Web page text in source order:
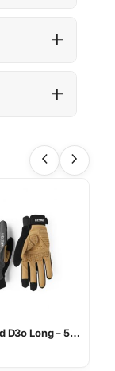
Bike Guard D3o Long – 5 Finger